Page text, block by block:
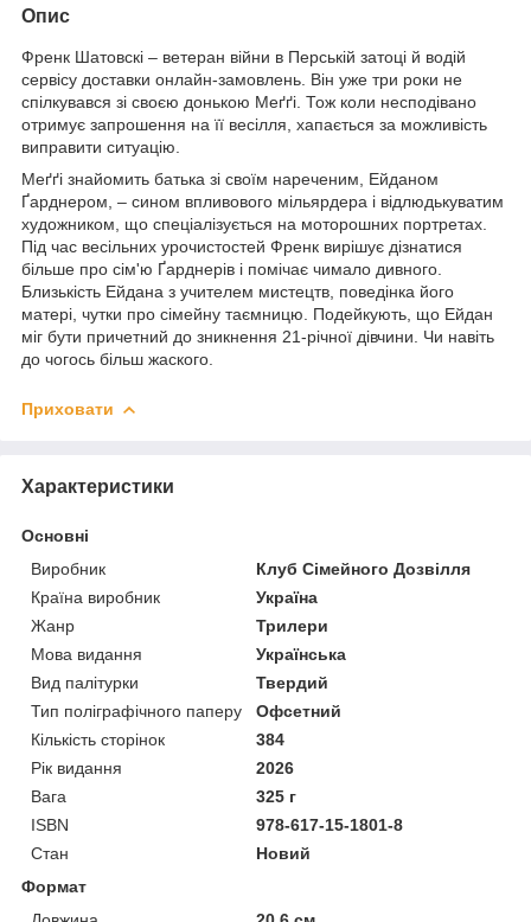
Опис
Френк Шатовскі – ветеран війни в Перській затоці й водій
сервісу доставки онлайн-замовлень. Він уже три роки не
спілкувався зі своєю донькою Меґґі. Тож коли несподівано
отримує запрошення на її весілля, хапається за можливість
виправити ситуацію.
Меґґі знайомить батька зі своїм нареченим, Ейданом
Ґарднером, – сином впливового мільярдера і відлюдькуватим
художником, що спеціалізується на моторошних портретах.
Під час весільних урочистостей Френк вирішує дізнатися
більше про сім'ю Ґарднерів і помічає чимало дивного.
Близькість Ейдана з учителем мистецтв, поведінка його
матері, чутки про сімейну таємницю. Подейкують, що Ейдан
міг бути причетний до зникнення 21-річної дівчини. Чи навіть
до чогось більш жаского.
Приховати
Характеристики
Основні
Виробник
Клуб Сімейного Дозвілля
Країна виробник
Україна
Жанр
Трилери
Мова видання
Українська
Вид палітурки
Твердий
Тип поліграфічного паперу
Офсетний
Кількість сторінок
384
Рік видання
2026
Вага
325 г
ISBN
978-617-15-1801-8
Стан
Новий
Формат